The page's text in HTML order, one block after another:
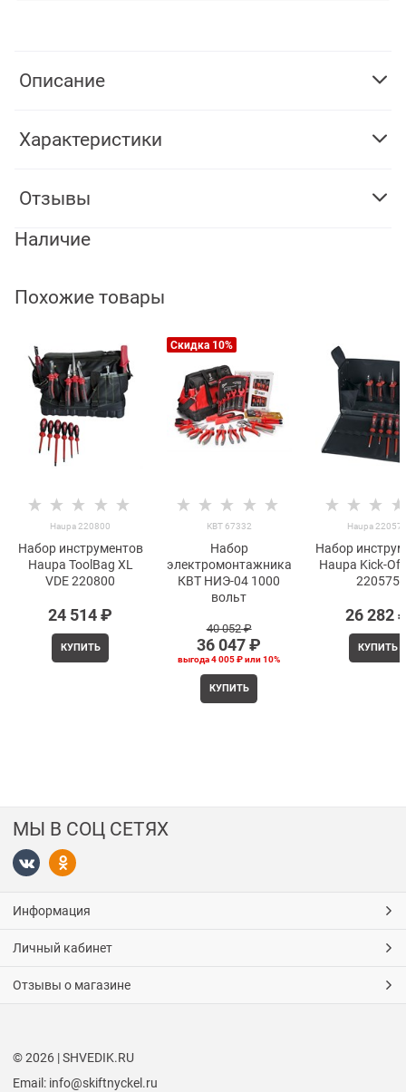
Описание
Характеристики
Отзывы
Наличие
Похожие товары
Haupa 220800
Набор инструментов
Haupa ToolBag XL
VDE 220800
24 514 ₽
КУПИТЬ
Скидка 10%
КВТ 67332
Набор
электромонтажника
КВТ НИЭ-04 1000
вольт
40 052 ₽
36 047 ₽
выгода4 005 ₽или10%
КУПИТЬ
Haupa
Набор
Haupa Kick-
220575
26 282
КУПИТЬ
МЫ В СОЦ СЕТЯХ
Информация
Личный кабинет
Отзывы о магазине
© 2026 | SHVEDIK.RU
Email: info@skiftnyckel.ru